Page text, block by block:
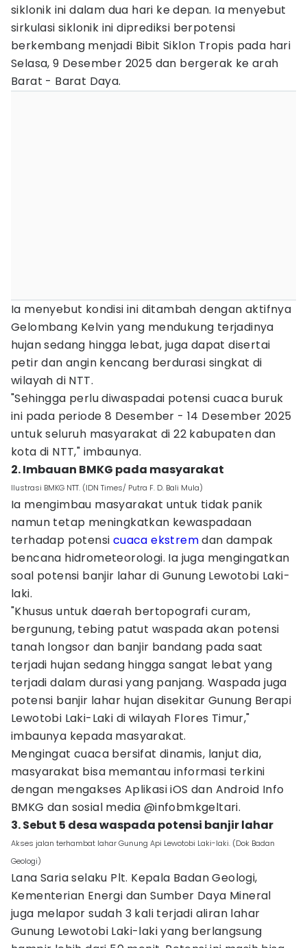
siklonik ini dalam dua hari ke depan. Ia menyebut
sirkulasi siklonik ini diprediksi berpotensi
berkembang menjadi Bibit Siklon Tropis pada hari
Selasa, 9 Desember 2025 dan bergerak ke arah
Barat - Barat Daya.
Ia menyebut kondisi ini ditambah dengan aktifnya
Gelombang Kelvin yang mendukung terjadinya
hujan sedang hingga lebat, juga dapat disertai
petir dan angin kencang berdurasi singkat di
wilayah di NTT.
"Sehingga perlu diwaspadai potensi cuaca buruk
ini pada periode 8 Desember - 14 Desember 2025
untuk seluruh masyarakat di 22 kabupaten dan
kota di NTT," imbaunya.
2. Imbauan BMKG pada masyarakat
Ilustrasi BMKG NTT. (IDN Times/ Putra F. D. Bali Mula)
Ia mengimbau masyarakat untuk tidak panik
namun tetap meningkatkan kewaspadaan
terhadap potensi cuaca ekstremdan dampak
bencana hidrometeorologi. Ia juga mengingatkan
soal potensi banjir lahar di Gunung Lewotobi Laki-
laki.
"Khusus untuk daerah bertopografi curam,
bergunung, tebing patut waspada akan potensi
tanah longsor dan banjir bandang pada saat
terjadi hujan sedang hingga sangat lebat yang
terjadi dalam durasi yang panjang. Waspada juga
potensi banjir lahar hujan disekitar Gunung Berapi
Lewotobi Laki-Laki di wilayah Flores Timur,"
imbaunya kepada masyarakat.
Mengingat cuaca bersifat dinamis, lanjut dia,
masyarakat bisa memantau informasi terkini
dengan mengakses Aplikasi iOS dan Android Info
BMKG dan sosial media @infobmkgeltari.
3. Sebut 5 desa waspada potensi banjir lahar
Akses jalan terhambat lahar Gunung Api Lewotobi Laki-laki. (Dok Badan
Geologi)
Lana Saria selaku Plt. Kepala Badan Geologi,
Kementerian Energi dan Sumber Daya Mineral
juga melapor sudah 3 kali terjadi aliran lahar
Gunung Lewotobi Laki-laki yang berlangsung